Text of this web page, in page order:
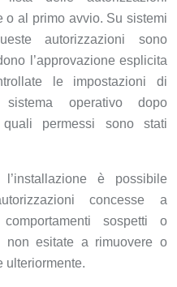
o al primo avvio. Su sistemi
autorizzazioni sono
l’approvazione esplicita
le impostazioni di
operativo dopo
quali permessi sono stati
è possibile
concesse a
sospetti o
non esitate a rimuovere o
ulteriormente.